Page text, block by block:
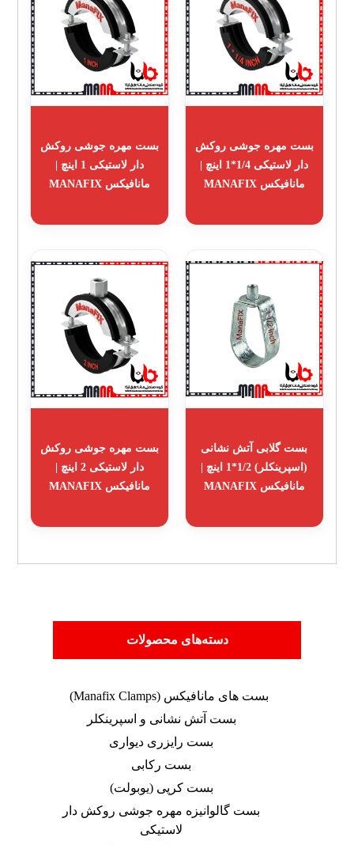
بست مهره جوشی روکش
دار لاستیکی 1/4*1 اینچ |
مانافیکس MANAFIX
بست مهره جوشی روکش
دار لاستیکی 1 اینچ |
مانافیکس MANAFIX
بست گلابی آتش نشانی
(اسپرینکلر) 1/2*1 اینچ |
مانافیکس MANAFIX
بست مهره جوشی روکش
دار لاستیکی 2 اینچ |
مانافیکس MANAFIX
دسته‌های محصولات
بست های مانافیکس (Manafix Clamps)
بست آتش نشانی و اسپرینکلر
بست رایزری دیواری
بست رکابی
بست کرپی (یوبولت)
بست گالوانیزه مهره جوشی روکش دار
لاستیکی